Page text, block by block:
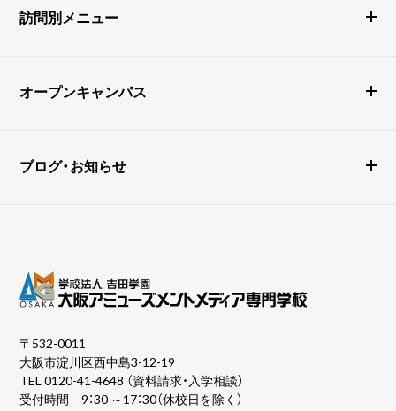
訪問別メニュー
オープンキャンパス
ブログ・お知らせ
〒532-0011
大阪市淀川区西中島3-12-19
TEL0120-41-4648 （資料請求・入学相談）
受付時間 9：30 ～17：30（休校日を除く）